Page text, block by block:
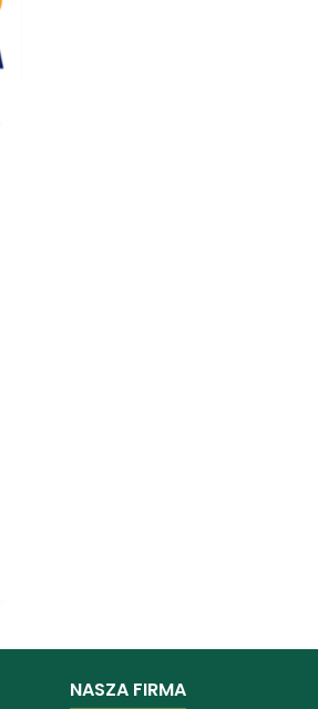
NASZA FIRMA